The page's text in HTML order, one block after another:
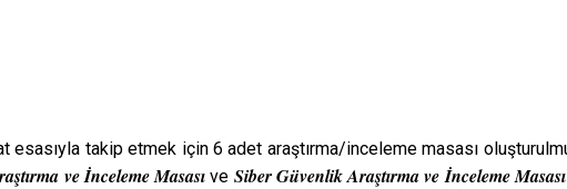
takip etmek için 6 adet araştırma/inceleme masası
ve İnceleme Masasıve Siber Güvenlik Araştırma ve İnceleme Masası